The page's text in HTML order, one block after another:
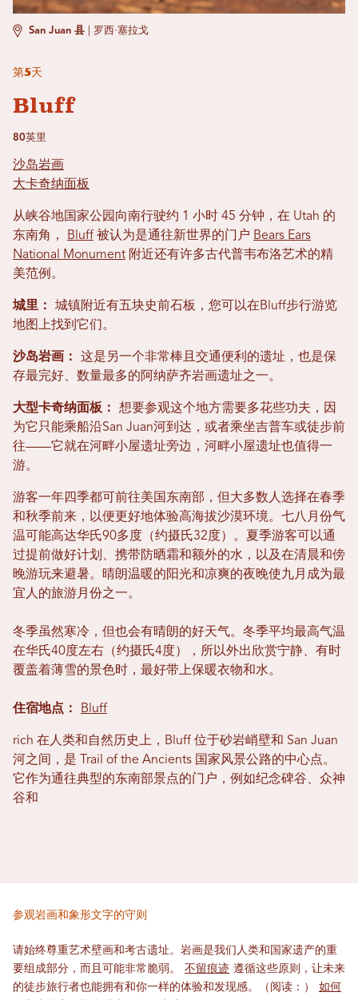
San Juan 县 罗西·塞拉戈
第5天
Bluff
80英里
沙岛岩画
大卡奇纳面板
从峡谷地国家公园向南行驶约 1 小时 45 分钟，在 Utah 的
东南角，
Bluff 被认为是通往新世界的门户 Bears Ears
National Monument 附近还有许多古代普韦布洛艺术的精
美范例。
城里： 城镇附近有五块史前石板，您可以在Bluff步行游览
地图上找到它们。
沙岛岩画： 这是另一个非常棒且交通便利的遗址，也是保
存最完好、数量最多的阿纳萨齐岩画遗址之一。
大型卡奇纳面板： 想要参观这个地方需要多花些功夫，因
为它只能乘船沿San Juan河到达，或者乘坐吉普车或徒步前
往——它就在河畔小屋遗址旁边，河畔小屋遗址也值得一
游。
游客一年四季都可前往美国东南部，但大多数人选择在春季
和秋季前来，以便更好地体验高海拔沙漠环境。七八月份气
温可能高达华氏90多度（约摄氏32度）。夏季游客可以通
过提前做好计划、携带防晒霜和额外的水，以及在清晨和傍
晚游玩来避暑。晴朗温暖的阳光和凉爽的夜晚使九月成为最
宜人的旅游月份之一。
冬季虽然寒冷，但也会有晴朗的好天气。冬季平均最高气温
在华氏40度左右（约摄氏4度），所以外出欣赏宁静、有时
覆盖着薄雪的景色时，最好带上保暖衣物和水。
住宿地点： Bluff
rich 在人类和自然历史上，Bluff 位于砂岩峭壁和 San Juan
河之间，是 Trail of the Ancients 国家风景公路的中心点。
它作为通往典型的东南部景点的门户，例如纪念碑谷、众神
谷和
参观岩画和象形文字的守则
请始终尊重艺术壁画和考古遗址。岩画是我们人类和国家遗产的重
要组成部分，而且可能非常脆弱。 不留痕迹 遵循这些原则，让未来
的徒步旅行者也能拥有和你一样的体验和发现感。（阅读：） 如何